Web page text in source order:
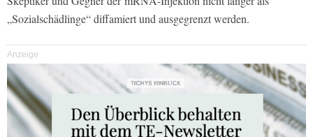
„Sozialschädlinge“ diffamiert und ausgegrenzt werden.
Anzeige